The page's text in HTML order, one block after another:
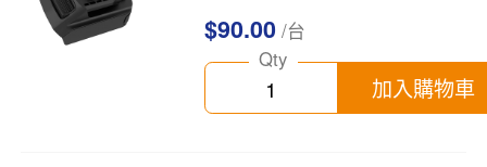
$90.00 /台
Qty
加入購物車